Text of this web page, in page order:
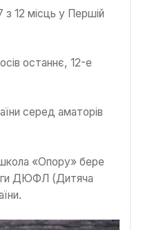
12 місць у Першій
останнє, 12-е
серед аматорів
«Опору» бере
ДЮФЛ (Дитяча